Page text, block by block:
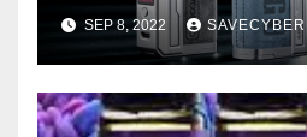
SEP 8, 2022 SAVECYBER